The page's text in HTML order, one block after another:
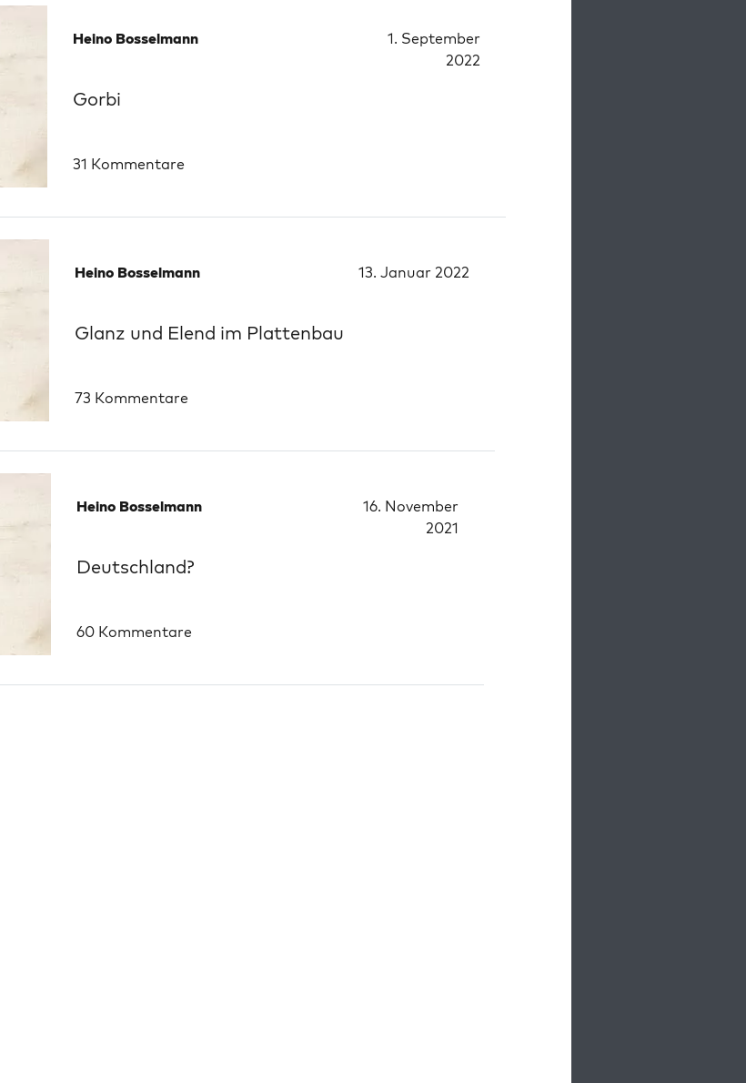
Heino Bosselmann
1. September
2022
Gorbi
31 Kommentare
Heino Bosselmann 13. Januar 2022
Glanz und Elend im Plattenbau
73 Kommentare
Heino Bosselmann
16. November
2021
Deutschland?
60 Kommentare